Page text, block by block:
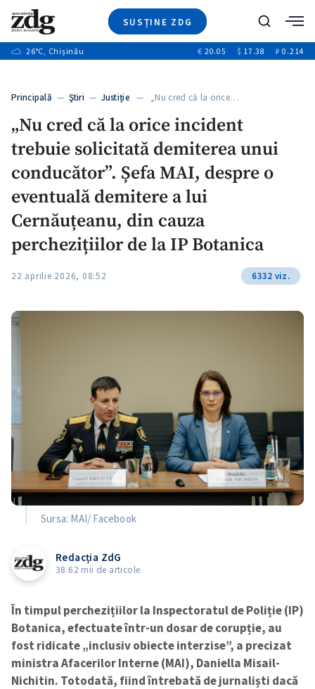
SUSȚINE ZDG
Ştiri
+13
Special
Caută
26°C, Chișinău € 20.05 $ 17.38 ₽ 0.214
Principală — Ştiri — Justiție— „Nu cred că la orice…
„Nu cred că la orice incident
trebuie solicitată demiterea unui
conducător”. Șefa MAI, despre o
eventuală demitere a lui
Cernăuțeanu, din cauza
perchezițiilor de la IP Botanica
22 aprilie 2026, 08:52 6332 viz.
Sursa: MAI/ Facebook
Redacția ZdG
38.62 mii de articole
În timpul perchezițiilor la Inspectoratul de Poliție (IP)
Botanica, efectuate într-un dosar de corupție, au
fost ridicate „inclusiv obiecte interzise”, a precizat
ministra Afacerilor Interne (MAI), Daniella Misail-
Nichitin. Totodată, fiind întrebată de jurnaliști dacă